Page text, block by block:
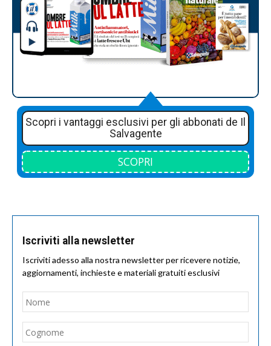
Scopri i vantaggi esclusivi per gli abbonati de Il
Salvagente
SCOPRI
Iscriviti alla newsletter
Iscriviti adesso alla nostra newsletter per ricevere notizie,
aggiornamenti, inchieste e materiali gratuiti esclusivi
Nome